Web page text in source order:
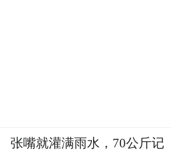
张嘴就灌满雨水，70公斤记